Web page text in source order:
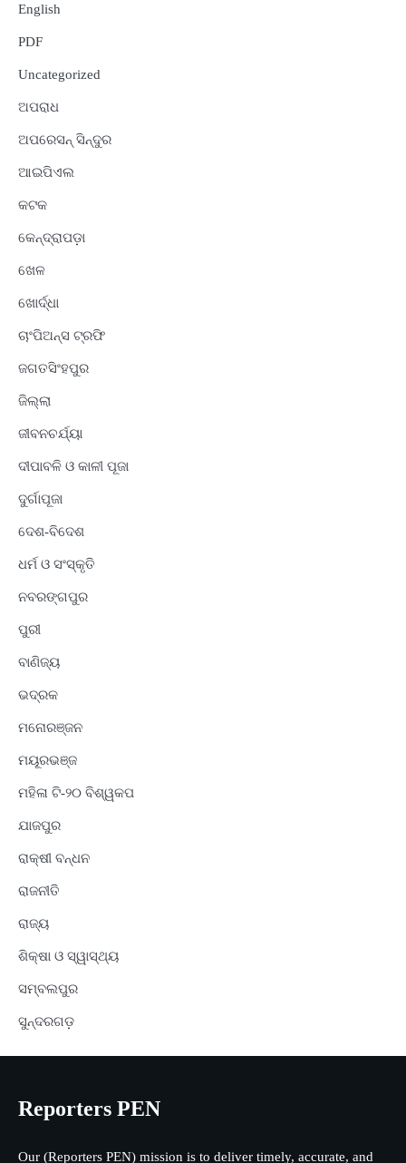
English
PDF
Uncategorized
ଅପରାଧ
ଅପରେସନ୍ ସିନ୍ଦୁର
ଆଇପିଏଲ
କଟକ
କେନ୍ଦ୍ରାପଡ଼ା
ଖେଳ
ଖୋର୍ଦ୍ଧା
ଚାଂପିଅନ୍ସ ଟ୍ରଫି
ଜଗତସିଂହପୁର
ଜିଲ୍ଲା
ଜୀବନଚର୍ଯ୍ୟା
ଦୀପାବଳି ଓ କାଳୀ ପୂଜା
ଦୁର୍ଗାପୂଜା
ଦେଶ-ବିଦେଶ
ଧର୍ମ ଓ ସଂସ୍କୃତି
ନବରଙ୍ଗପୁର
ପୁରୀ
ବାଣିଜ୍ୟ
ଭଦ୍ରକ
ମନୋରଞ୍ଜନ
ମୟୂରଭଞ୍ଜ
ମହିଳା ଟି-୨୦ ବିଶ୍ୱକପ
ଯାଜପୁର
ରାକ୍ଷୀ ବନ୍ଧନ
ରାଜନୀତି
ରାଜ୍ୟ
ଶିକ୍ଷା ଓ ସ୍ୱାସ୍ଥ୍ୟ
ସମ୍ବଲପୁର
ସୁନ୍ଦରଗଡ଼
Reporters PEN
Our (Reporters PEN) mission is to deliver timely, accurate, and